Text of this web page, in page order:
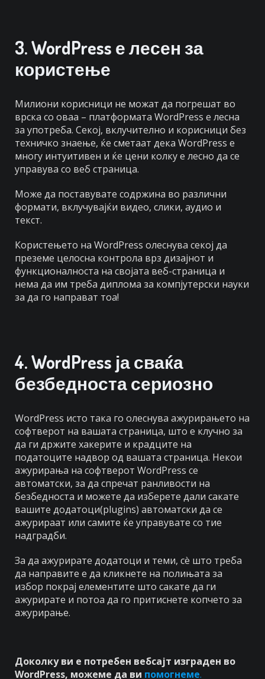
3.WordPress е лесен за
користење
Милиони корисници не можат да погрешат во
врска со оваа – платформата WordPress е лесна
за употреба. Секој, вклучително и корисници без
техничко знаење, ќе сметаат дека WordPress е
многу интуитивен и ќе цени колку е лесно да се
управува со веб страница.
Може да поставувате содржина во различни
формати, вклучувајќи видео, слики, аудио и
текст.
Користењето на WordPress олеснува секој да
преземе целосна контрола врз дизајнот и
функционалноста на својата веб-страница и
нема да им треба диплома за компјутерски науки
за да го направат тоа!
4.WordPress ја сваќа
безбедноста сериозно
WordPress исто така го олеснува ажурирањето на
софтверот на вашата страница, што е клучно за
да ги држите хакерите и крадците на
податоците надвор од вашата страница. Некои
ажурирања на софтверот WordPress се
автоматски, за да спречат ранливости на
безбедноста и можете да изберете дали сакате
вашите додатоци(plugins) автоматски да се
ажурираат или самите ќе управувате со тие
надградби.
За да ажурирате додатоци и теми, сè што треба
да направите е да кликнете на полињата за
избор покрај елементите што сакате да ги
ажурирате и потоа да го притиснете копчето за
ажурирање.
Доколку ви е потребен вебсајт изграден во
WordPress, можеме да ви помогнеме.